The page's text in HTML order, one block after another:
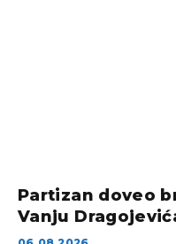
Partizan doveo
Vanju